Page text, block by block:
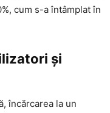
cum s-a întâmplat în
și
încărcarea la un